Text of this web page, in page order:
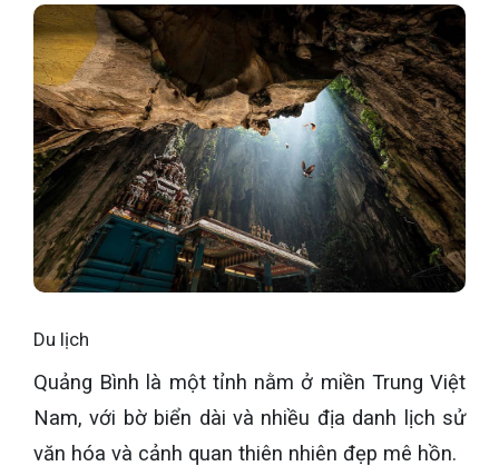
Du lịch
Quảng Bình là một tỉnh nằm ở miền Trung Việt
Nam, với bờ biển dài và nhiều địa danh lịch sử
văn hóa và cảnh quan thiên nhiên đẹp mê hồn.